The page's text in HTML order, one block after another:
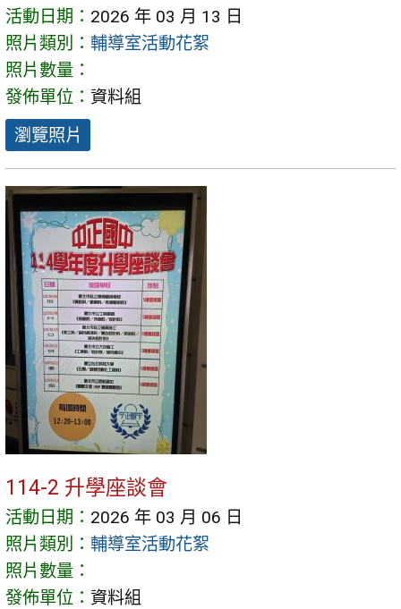
活動日期： 2026 年 03 月 13 日
照片類別： 輔導室活動花絮
照片數量：
發佈單位： 資料組
瀏覽照片
114-2 升學座談會
活動日期： 2026 年 03 月 06 日
照片類別： 輔導室活動花絮
照片數量：
發佈單位： 資料組